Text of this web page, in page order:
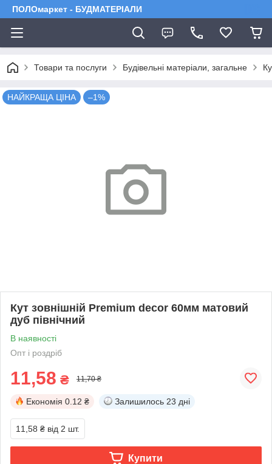
ПОЛОмаркет - БУДМАТЕРІАЛИ
Товари та послуги Будівельні матеріали, загальне
НАЙКРАЩА ЦІНА –1%
Кут зовнішній Premium decor 60мм матовий
дуб північний
В наявності
Опт і роздріб
11,58 ₴ 11,70 ₴
Економія 0.12 ₴ Залишилось 23 дні
11,58 ₴ від 2 шт.
Купити